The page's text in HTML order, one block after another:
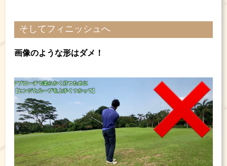
そしてフィニッシュへ
画像のような形はダメ！